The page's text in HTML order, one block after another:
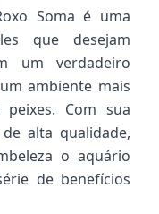
Soma é uma
que desejam
um verdadeiro
ambiente mais
Com sua
alta qualidade,
o aquário
de benefícios